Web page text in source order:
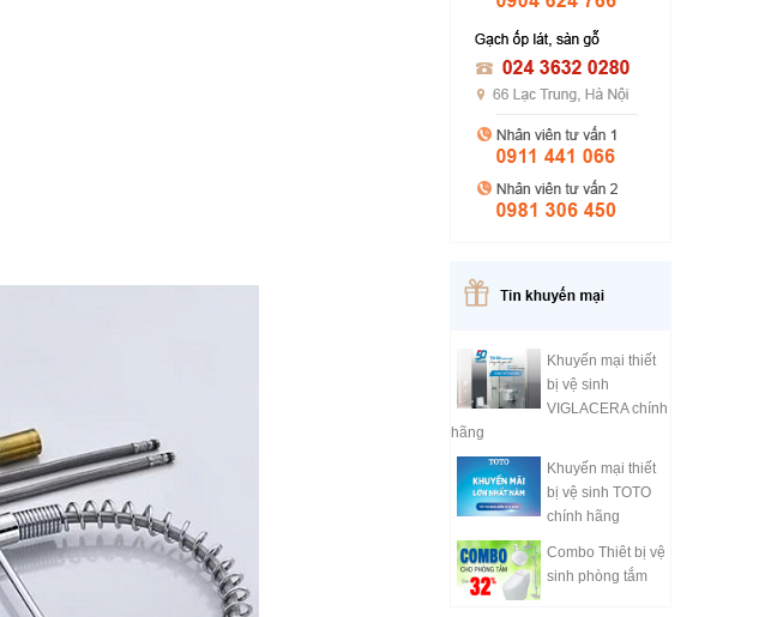
Khuyến mại thiết
bị vệ sinh
VIGLACERA chính
hãng
Khuyến mại thiết
bị vệ sinh TOTO
chính hãng
Combo Thiêt bị vệ
sinh phòng tắm